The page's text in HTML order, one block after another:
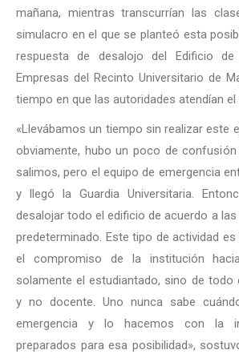
mañana, mientras transcurrían las
simulacro en el que se planteó esta
respuesta de desalojo del Edificio de
Empresas del Recinto Universitario de
tiempo en que las autoridades atendían el
«Llevábamos un tiempo sin realizar este
obviamente, hubo un poco de
salimos, pero el equipo de emergencia
y llegó la Guardia Universitaria.
desalojar todo el edificio de acuerdo a
predeterminado. Este tipo de actividad
el compromiso de la institución
solamente el estudiantado, sino de todo
y no docente. Uno nunca sabe
emergencia y lo hacemos con la
preparados para esa posibilidad»,